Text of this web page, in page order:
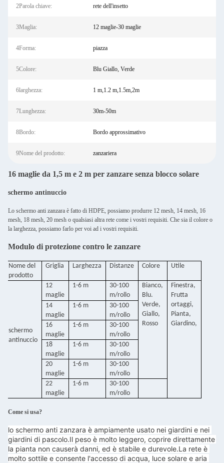
2Parola chiave: rete dell'insetto
3Maglia: 12 maglie-30 maglie
4Forma: piazza
5Colore: Blu Giallo, Verde
6larghezza: 1 m,1.2 m,1.5m,2m
7Lunghezza: 30m-50m
8Bordo: Bordo approssimativo
9Nome del prodotto: zanzariera
16 maglie da 1,5 m e 2 m per zanzare senza blocco solare
schermo antinuccio
Lo schermo anti zanzara è fatto di HDPE, possiamo produrre 12 mesh, 14 mesh, 16
mesh, 18 mesh, 20 mesh o qualsiasi altra rete come i vostri requisiti. Che sia il colore o
la larghezza, possiamo farlo per voi ad i vostri requisiti.
Modulo di protezione contro le zanzare
Nome del
prodotto
Griglia Larghezza Distanze Colore Utile
schermo
antinuccio
12
maglie
1-6 m
30-100
m/rollo
Bianco,
Blu.
Verde,
Giallo,
Rosso
Finestra,
Frutta
ortaggi,
Pianta,
Giardino,
14
maglie
1-6 m
30-100
m/rollo
16
maglie
1-6 m
30-100
m/rollo
18
maglie
1-6 m
30-100
m/rollo
20
maglie
1-6 m
30-100
m/rollo
22
maglie
1-6 m
30-100
m/rollo
Come si usa?
lo schermo anti zanzara è ampiamente usato nei giardini e nei
giardini di pascolo.Il peso è molto leggero, coprire direttamente
la pianta non causerà danni, ed è stabile e durevole.La rete è
molto sottile e consente l'accesso di acqua, luce solare e aria